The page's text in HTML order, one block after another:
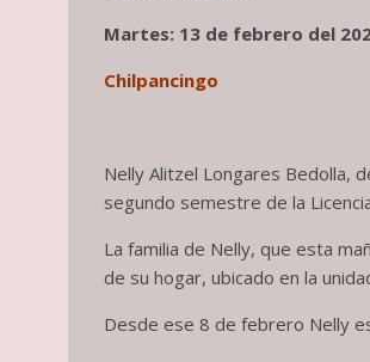
Martes: 13 de febrero del
Chilpancingo
Nelly Alitzel Longares Bedolla,
segundo semestre de la
La familia de Nelly, que esta
de su hogar, ubicado en la
Desde ese 8 de febrero Nelly